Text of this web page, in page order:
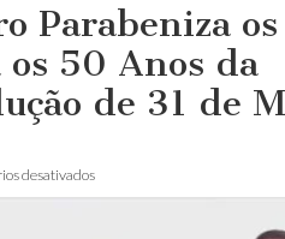
Parabeniza
os 50 Anos da
de 31 de
desativadosem